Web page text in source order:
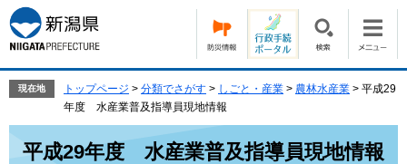
ー
ジ
の
で
す。
ニ
ュ
ー
ば
現在地 トップページ > 分類でさがす > しごと・産業 > 農林水産業 > 平成29
年度 水産業普及指導員現地情報
平成29年度 水産業普及指導員現地情報